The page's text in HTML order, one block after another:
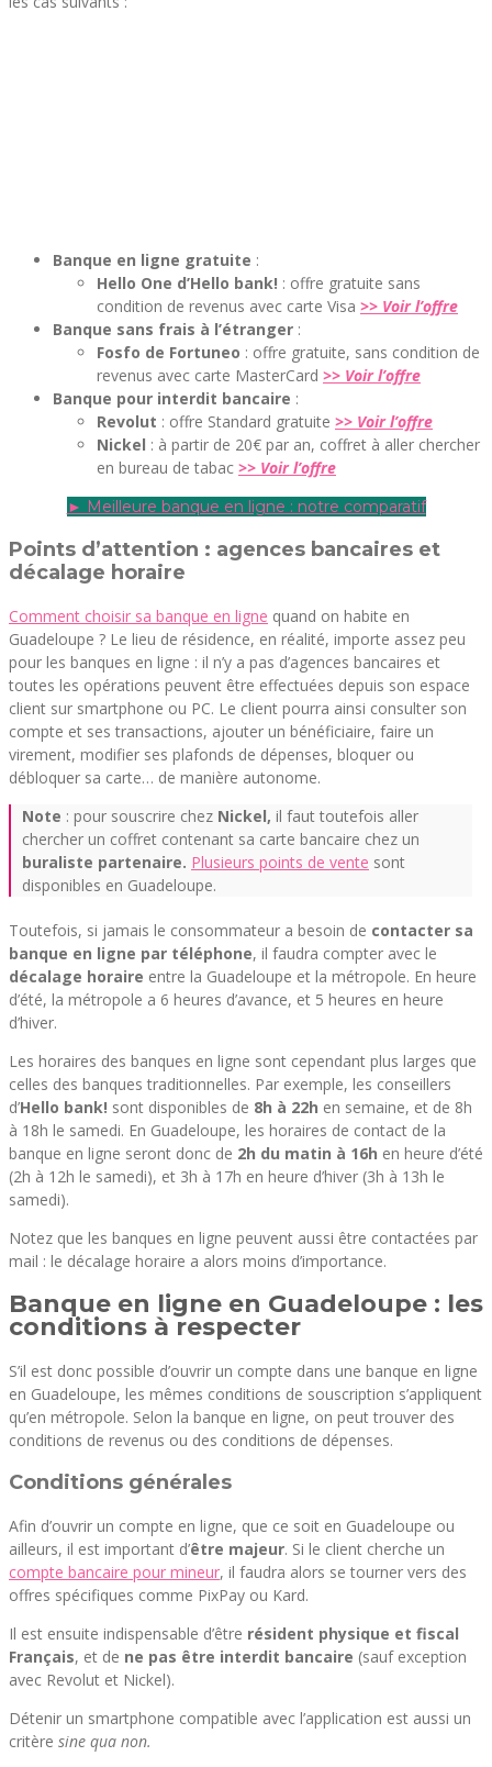
Banque en ligne gratuite :
Hello One d’Hello bank! : offre gratuite sans
condition de revenus avec carte Visa >> Voir l’offre
Banque sans frais à l’étranger :
Fosfo de Fortuneo : offre gratuite, sans condition de
revenus avec carte MasterCard >> Voir l’offre
Banque pour interdit bancaire :
Revolut : offre Standard gratuite >> Voir l’offre
Nickel : à partir de 20€ par an, coffret à aller chercher
en bureau de tabac >> Voir l’offre
► Meilleure banque en ligne : notre comparatif
Points d’attention : agences bancaires et
décalage horaire
Comment choisir sa banque en ligne quand on habite en
Guadeloupe ? Le lieu de résidence, en réalité, importe assez peu
pour les banques en ligne : il n’y a pas d’agences bancaires et
toutes les opérations peuvent être effectuées depuis son espace
client sur smartphone ou PC. Le client pourra ainsi consulter son
compte et ses transactions, ajouter un bénéficiaire, faire un
virement, modifier ses plafonds de dépenses, bloquer ou
débloquer sa carte… de manière autonome.
Note : pour souscrire chez Nickel, il faut toutefois aller
chercher un coffret contenant sa carte bancaire chez un
buraliste partenaire. Plusieurs points de vente sont
disponibles en Guadeloupe.
Toutefois, si jamais le consommateur a besoin de contacter sa
banque en ligne par téléphone, il faudra compter avec le
décalage horaire entre la Guadeloupe et la métropole. En heure
d’été, la métropole a 6 heures d’avance, et 5 heures en heure
d’hiver.
Les horaires des banques en ligne sont cependant plus larges que
celles des banques traditionnelles. Par exemple, les conseillers
d’Hello bank! sont disponibles de 8h à 22h en semaine, et de 8h
à 18h le samedi. En Guadeloupe, les horaires de contact de la
banque en ligne seront donc de 2h du matin à 16h en heure d’été
(2h à 12h le samedi), et 3h à 17h en heure d’hiver (3h à 13h le
samedi).
Notez que les banques en ligne peuvent aussi être contactées par
mail : le décalage horaire a alors moins d’importance.
Banque en ligne en Guadeloupe : les
conditions à respecter
S’il est donc possible d’ouvrir un compte dans une banque en ligne
en Guadeloupe, les mêmes conditions de souscription s’appliquent
qu’en métropole. Selon la banque en ligne, on peut trouver des
conditions de revenus ou des conditions de dépenses.
Conditions générales
Afin d’ouvrir un compte en ligne, que ce soit en Guadeloupe ou
ailleurs, il est important d’être majeur. Si le client cherche un
compte bancaire pour mineur, il faudra alors se tourner vers des
offres spécifiques comme PixPay ou Kard.
Il est ensuite indispensable d’être résident physique et fiscal
Français, et de ne pas être interdit bancaire (sauf exception
avec Revolut et Nickel).
Détenir un smartphone compatible avec l’application est aussi un
critère sine qua non.